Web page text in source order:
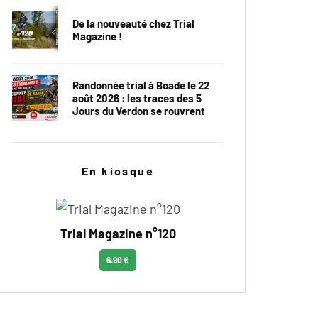
De la nouveauté chez Trial
Magazine !
Randonnée trial à Boade le 22
août 2026 : les traces des 5
Jours du Verdon se rouvrent
En kiosque
Trial Magazine n°120
6.90 €